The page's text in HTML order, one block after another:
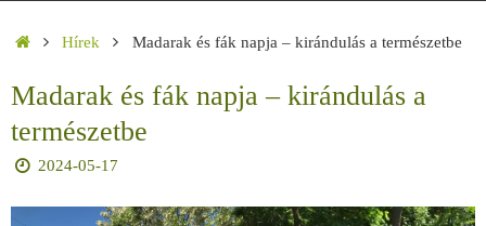
HomeHírek Madarak és fák napja – kirándulás a természetbe
Madarak és fák napja – kirándulás a
természetbe
2024-05-17